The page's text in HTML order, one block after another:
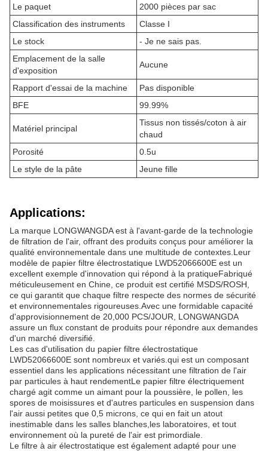
Le paquet
2000 pièces par sac
Classification des instruments
Classe I
Le stock
- Je ne sais pas.
Emplacement de la salle
d'exposition
Aucune
Rapport d'essai de la machine
Pas disponible
BFE
99.99%
Matériel principal
Tissus non tissés/coton à air
chaud
Porosité
0.5u
Le style de la pâte
Jeune fille
Applications:
La marque LONGWANGDA est à l'avant-garde de la technologie
de filtration de l'air, offrant des produits conçus pour améliorer la
qualité environnementale dans une multitude de contextes.Leur
modèle de papier filtre électrostatique LWD52066600E est un
excellent exemple d'innovation qui répond à la pratiqueFabriqué
méticuleusement en Chine, ce produit est certifié MSDS/ROSH,
ce qui garantit que chaque filtre respecte des normes de sécurité
et environnementales rigoureuses.Avec une formidable capacité
d'approvisionnement de 20,000 PCS/JOUR, LONGWANGDA
assure un flux constant de produits pour répondre aux demandes
d'un marché diversifié.
Les cas d'utilisation du papier filtre électrostatique
LWD52066600E sont nombreux et variés.qui est un composant
essentiel dans les applications nécessitant une filtration de l'air
par particules à haut rendementLe papier filtre électriquement
chargé agit comme un aimant pour la poussière, le pollen, les
spores de moisissures et d'autres particules en suspension dans
l'air aussi petites que 0,5 microns, ce qui en fait un atout
inestimable dans les salles blanches,les laboratoires, et tout
environnement où la pureté de l'air est primordiale.
Le filtre à air électrostatique est également adapté pour une